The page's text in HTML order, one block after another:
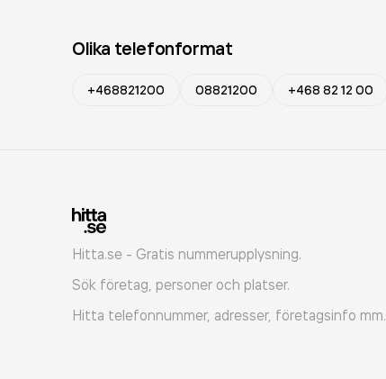
Olika telefonformat
+468821200 08821200 +468 82 12 00
Hitta.se - Gratis nummerupplysning.
Sök företag, personer och platser.
Hitta telefonnummer, adresser, företagsinfo mm.